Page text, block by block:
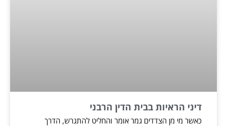
דיני הראיות בבית הדין הרבני
כאשר מי מן הצדדים גמר אומר והחליט להתגרש, הדרך